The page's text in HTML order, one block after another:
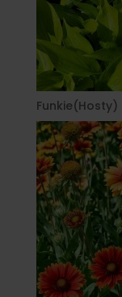
Funkie(Hosty)